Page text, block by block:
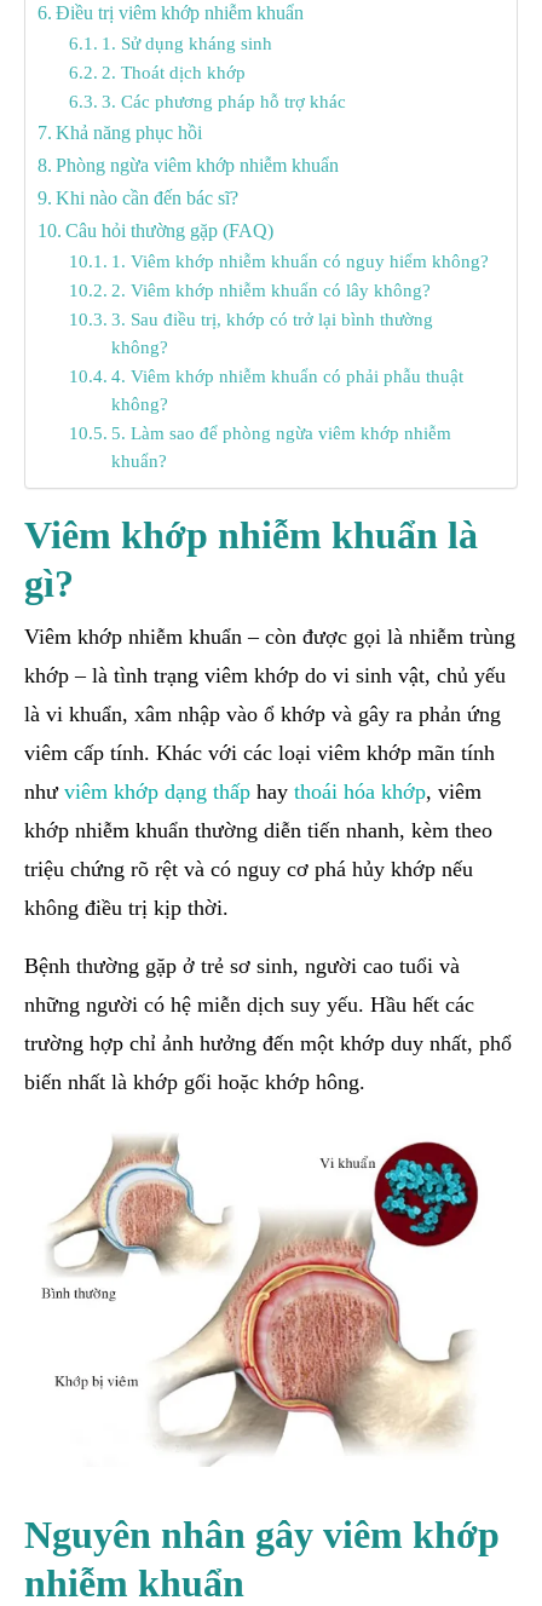
Điều trị viêm khớp nhiễm khuẩn
1. Sử dụng kháng sinh
2. Thoát dịch khớp
3. Các phương pháp hỗ trợ khác
Khả năng phục hồi
Phòng ngừa viêm khớp nhiễm khuẩn
Khi nào cần đến bác sĩ?
Câu hỏi thường gặp (FAQ)
1. Viêm khớp nhiễm khuẩn có nguy hiểm không?
2. Viêm khớp nhiễm khuẩn có lây không?
3. Sau điều trị, khớp có trở lại bình thường
không?
4. Viêm khớp nhiễm khuẩn có phải phẫu thuật
không?
5. Làm sao để phòng ngừa viêm khớp nhiễm
khuẩn?
Viêm khớp nhiễm khuẩn là
gì?
Viêm khớp nhiễm khuẩn – còn được gọi là nhiễm trùng
khớp – là tình trạng viêm khớp do vi sinh vật, chủ yếu
là vi khuẩn, xâm nhập vào ổ khớp và gây ra phản ứng
viêm cấp tính. Khác với các loại viêm khớp mãn tính
như viêm khớp dạng thấp hay thoái hóa khớp, viêm
khớp nhiễm khuẩn thường diễn tiến nhanh, kèm theo
triệu chứng rõ rệt và có nguy cơ phá hủy khớp nếu
không điều trị kịp thời.
Bệnh thường gặp ở trẻ sơ sinh, người cao tuổi và
những người có hệ miễn dịch suy yếu. Hầu hết các
trường hợp chỉ ảnh hưởng đến một khớp duy nhất, phổ
biến nhất là khớp gối hoặc khớp hông.
Nguyên nhân gây viêm khớp
nhiễm khuẩn